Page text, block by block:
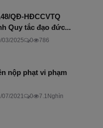
QĐ-HĐCCVTQ
Quy tắc đạo đức...
03/2025 0 786
nộp phạt vi phạm
07/2021 0 7.1Nghìn